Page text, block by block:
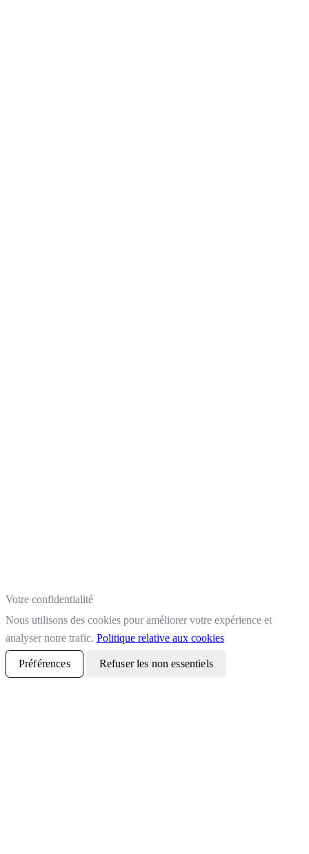
Votre confidentialité
Nous utilisons des cookies pour améliorer votre expérience et
analyser notre trafic. Politique relative aux cookies
Préférences Refuser les non essentiels